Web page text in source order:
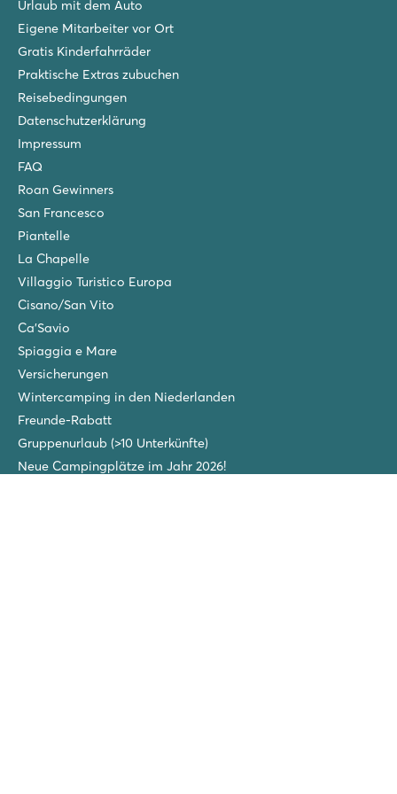
Spanien - - Costa Brava - Lloret de Mar
★ ★
Lagunenbad mit 2 Rutschen
Spektakuläre Aussicht über die Berge
Nahe des quirligen Lloret de Mar (2 km)
Caballo de Mar
Spanien - - Costa Brava - Pineda de Mar
★ ★
Poolkomplex mit schnellen Rutschen und Kinderbecken
Toller Campingplatz in hervorragender Lage
Pineda de Mar zu Fuß erreichbar
Urlaub mit dem Auto
Eigene Mitarbeiter vor Ort
Gratis Kinderfahrräder
Praktische Extras zubuchen
Reisebedingungen
Datenschutzerklärung
Impressum
FAQ
Roan Gewinners
San Francesco
Piantelle
La Chapelle
Villaggio Turistico Europa
Cisano/San Vito
Ca'Savio
Spiaggia e Mare
Versicherungen
Wintercamping in den Niederlanden
Freunde-Rabatt
Gruppenurlaub (>10 Unterkünfte)
Neue Campingplätze im Jahr 2026!